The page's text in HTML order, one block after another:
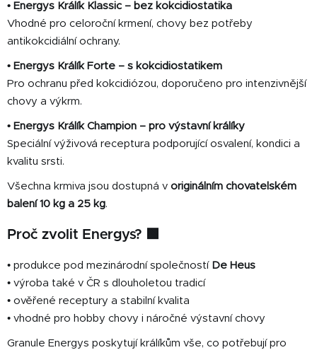
• Energys Králík Klassic – bez kokcidiostatika
Vhodné pro celoroční krmení, chovy bez potřeby
antikokcidiální ochrany.
• Energys Králík Forte – s kokcidiostatikem
Pro ochranu před kokcidiózou, doporučeno pro intenzivnější
chovy a výkrm.
• Energys Králík Champion – pro výstavní králíky
Speciální výživová receptura podporující osvalení, kondici a
kvalitu srsti.
Všechna krmiva jsou dostupná v originálním chovatelském
balení 10 kg a 25 kg.
Proč zvolit Energys? 🟩
• produkce pod mezinárodní společností De Heus
• výroba také v ČR s dlouholetou tradicí
• ověřené receptury a stabilní kvalita
• vhodné pro hobby chovy i náročné výstavní chovy
Granule Energys poskytují králíkům vše, co potřebují pro